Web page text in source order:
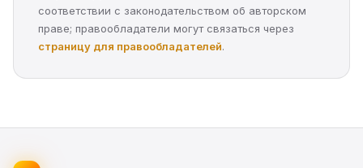
соответствии с законодательством об авторском
праве; правообладатели могут связаться через
страницу для правообладателей.